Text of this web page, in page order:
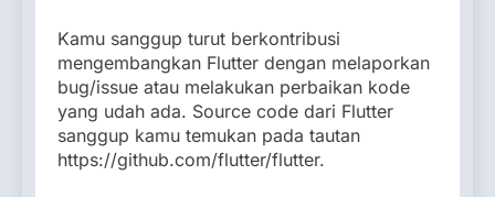
Kamu sanggup turut berkontribusi
mengembangkan Flutter dengan melaporkan
bug/issue atau melakukan perbaikan kode
yang udah ada. Source code dari Flutter
sanggup kamu temukan pada tautan
https://github.com/flutter/flutter.